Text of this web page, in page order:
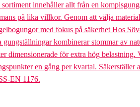
innehåller allt från en
på lika villkor. Genom att välja
med fokus på säkerhet Hos
kombinerar stommar av
dimensionerade för extra hög belastning.
en gång per kvartal. Säkerställer
EN 1176.